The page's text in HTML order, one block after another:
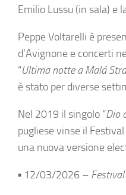
Emilio Lussu (in sala) e
Peppe Voltarelli è
d’Avignone e concerti
“Ultima notte a Malá
è stato per diverse
Nel 2019 il singolo “Dio
pugliese vinse il
una nuova versione
▪ 12/03/2026 –